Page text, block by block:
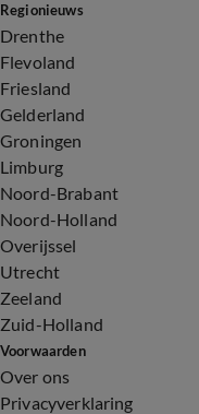
Regionieuws
Drenthe
Flevoland
Friesland
Gelderland
Groningen
Limburg
Noord-Brabant
Noord-Holland
Overijssel
Utrecht
Zeeland
Zuid-Holland
Voorwaarden
Over ons
Privacyverklaring